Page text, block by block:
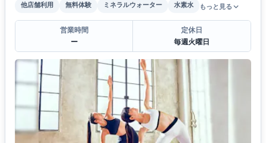
他店舗利用
無料体験 ミネラルウォーター 水素水 もっと見る
営業時間
ー
定休日
毎週火曜日